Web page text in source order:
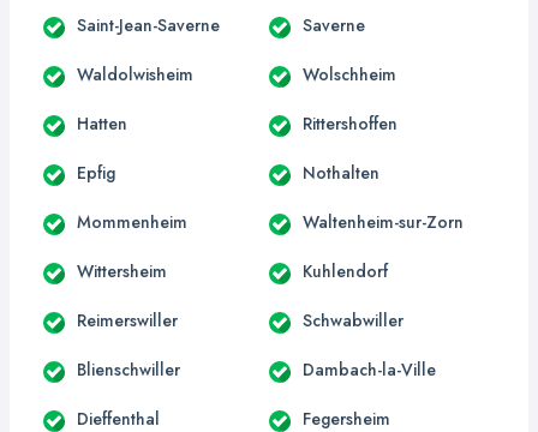
Saint-Jean-Saverne Saverne
Waldolwisheim Wolschheim
Hatten Rittershoffen
Epfig Nothalten
Mommenheim Waltenheim-sur-Zorn
Wittersheim Kuhlendorf
Reimerswiller Schwabwiller
Blienschwiller Dambach-la-Ville
Dieffenthal Fegersheim